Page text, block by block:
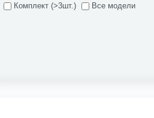
Комплект (>3шт.) Все модели